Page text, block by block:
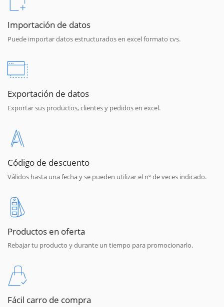
Importación de datos
Puede importar datos estructurados en excel formato cvs.
Exportación de datos
Exportar sus productos, clientes y pedidos en excel.
Código de descuento
Válidos hasta una fecha y se pueden utilizar el nº de veces indicado.
Productos en oferta
Rebajar tu producto y durante un tiempo para promocionarlo.
Fácil carro de compra